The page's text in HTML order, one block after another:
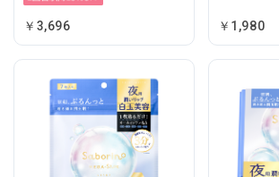
￥3,696 ￥1,980